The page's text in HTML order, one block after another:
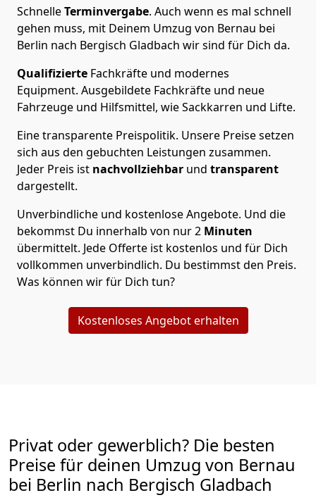
SchnelleTerminvergabe. Auch wenn es mal schnell
gehen muss, mit Deinem Umzug von Bernau bei
Berlin nach Bergisch Gladbach wir sind für Dich da.
Qualifizierte Fachkräfte und modernes
Equipment. Ausgebildete Fachkräfte und neue
Fahrzeuge und Hilfsmittel, wie Sackkarren und Lifte.
Eine transparente Preispolitik. Unsere Preise setzen
sich aus den gebuchten Leistungen zusammen.
Jeder Preis ist nachvollziehbar und transparent
dargestellt.
Unverbindliche und kostenlose Angebote. Und die
bekommst Du innerhalb von nur2 Minuten
übermittelt. Jede Offerte ist kostenlos und für Dich
vollkommen unverbindlich. Du bestimmst den Preis.
Was können wir für Dich tun?
Kostenloses Angebot erhalten
Privat oder gewerblich? Die besten
Preise für deinen Umzug von Bernau
bei Berlin nach Bergisch Gladbach